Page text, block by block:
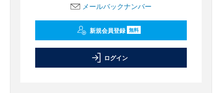
メールバックナンバー
新規会員登録 無料
ログイン